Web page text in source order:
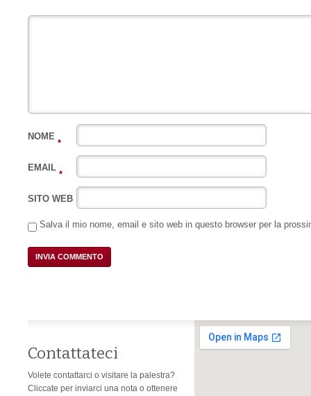
NOME
*
EMAIL
*
SITO WEB
Salva il mio nome, email e sito web in questo browser per la
Contattateci
Volete contattarci o visitare la palestra?
Cliccate per inviarci una nota o ottenere